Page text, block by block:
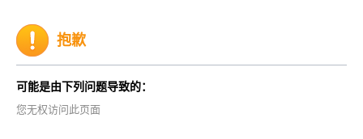
抱歉
可能是由下列问题导致的：
您无权访问此页面